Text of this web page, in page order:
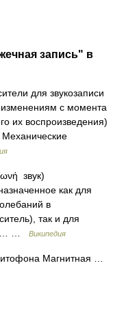
запись" в
для звукозаписи
с момента
их воспроизведения)
звук)
как для
в
так и для
…
Википедия
Магнитная …